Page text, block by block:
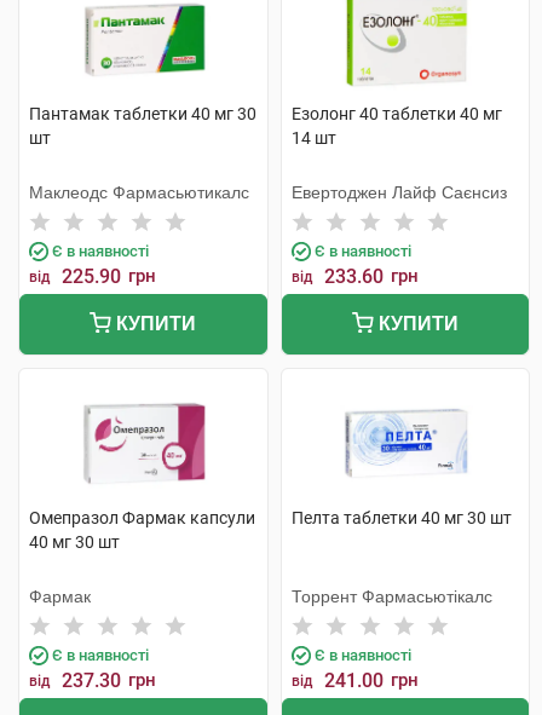
Пантамак таблетки 40 мг 30
шт
Маклеодс Фармасьютикалс
Є в наявності
від 225.90 грн
КУПИТИ
Езолонг 40 таблетки 40 мг
14 шт
Евертоджен Лайф Саєнсиз
Є в наявності
від 233.60 грн
КУПИТИ
Омепразол Фармак капсули
40 мг 30 шт
Фармак
Є в наявності
від 237.30 грн
Пелта таблетки 40 мг 30 шт
Торрент Фармасьютікалс
Є в наявності
від 241.00 грн